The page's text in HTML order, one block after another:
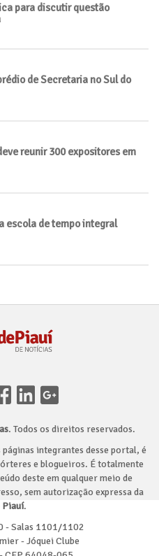
para discutir questão
de Secretaria no Sul do
reunir 300 expositores em
escola de tempo integral
. Todos os direitos reservados.
integrantes desse portal, é
e blogueiros. É totalmente
deste em qualquer meio de
sem autorização expressa da
Piauí.
- Salas 1101/1102
- Jóquei Clube